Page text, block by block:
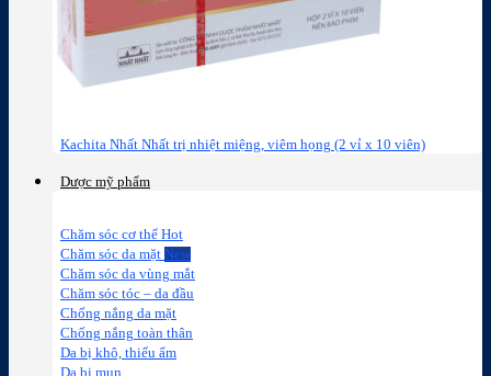
Kachita Nhất Nhất trị nhiệt miệng, viêm họng (2 vỉ x 10 viên)
Dược mỹ phẩm
Chăm sóc cơ thể
Chăm sóc da mặt
Chăm sóc da vùng mắt
Chăm sóc tóc – da đầu
Chống nắng da mặt
Chống nắng toàn thân
Da bị khô, thiếu ẩm
Da bị mụn